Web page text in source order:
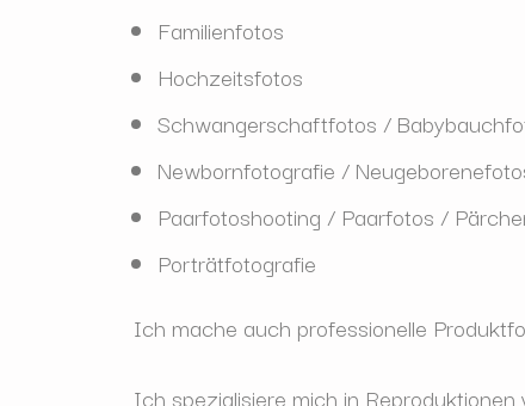
Familienfotos
Hochzeitsfotos
Schwangerschaftfotos /
Newbornfotografie /
Paarfotoshooting / Paarfotos / P
Porträtfotografie
Ich mache auch professionelle
Ich spezialisiere mich in Reproduktionen